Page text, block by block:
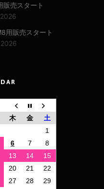
販売スタート
用販売スタート
木 金
土
1
6 7
8
13 14
15
20 21
22
27 28
29